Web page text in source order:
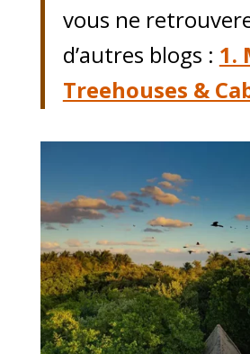
vous ne
d’autres blogs : 1.
Treehouses &